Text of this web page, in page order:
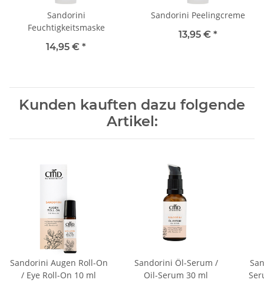
Sandorini
Feuchtigkeitsmaske
14,95 € *
Sandorini Peelingcreme
13,95 € *
Kunden kauften dazu folgende
Artikel:
Sandorini Augen Roll-On
/ Eye Roll-On 10 ml
Sandorini Öl-Serum /
Oil-Serum 30 ml